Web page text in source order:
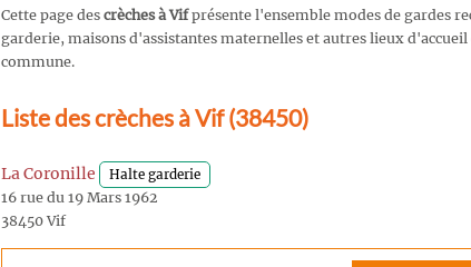
Cette page des crèches à Vifprésente l'ensemble modes de gardes
garderie, maisons d'assistantes maternelles et autres lieux
commune.
Liste des crèches à Vif (38450)
La Coronille Halte garderie
16 rue du 19 Mars 1962
38450 Vif